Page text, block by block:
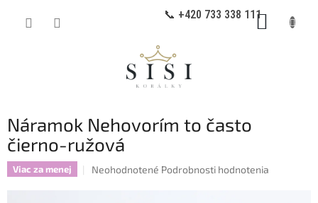
📞 +420 733 338 111
Náramok Nehovorím to často
čierno-ružová
Viac za menej
Priemerné
Neohodnotené Podrobnosti hodnotenia